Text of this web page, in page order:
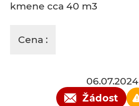
kmene cca 40 m3
Cena :
06.07.2024
Žádost